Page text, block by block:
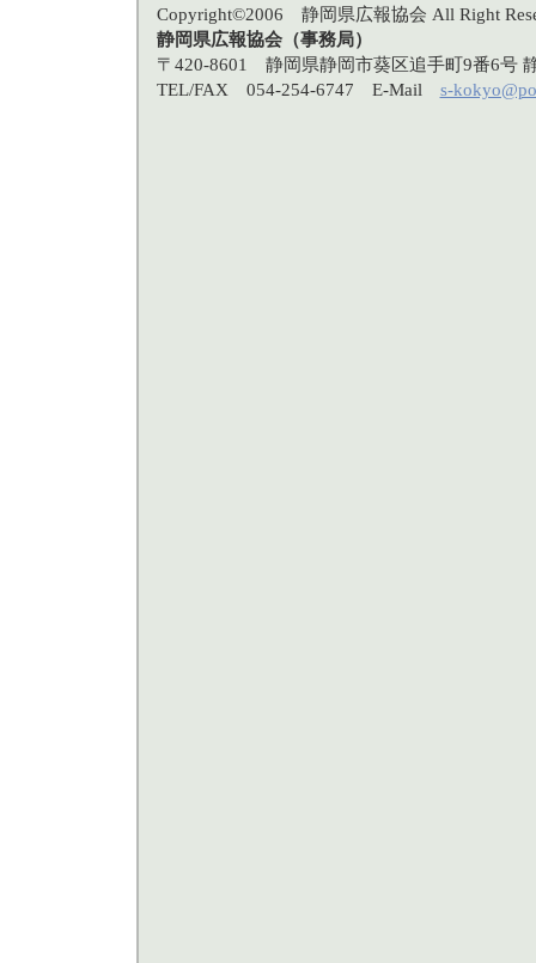
Copyright©2006 静岡県広報協会 All Right
静岡県広報協会（事務局）
〒420-8601 静岡県静岡市葵区追手町9番6号
TEL/FAX 054-254-6747 E-Mail s-